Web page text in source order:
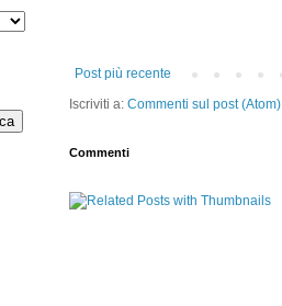
Post più recente
Iscriviti a: Commenti sul post (Atom)
Commenti